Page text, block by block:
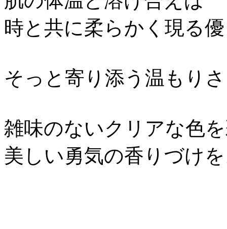
時と共に柔らかく現る
そっと寄り添う温もり
雑味のないクリアな色
美しい勇気の香りづけ